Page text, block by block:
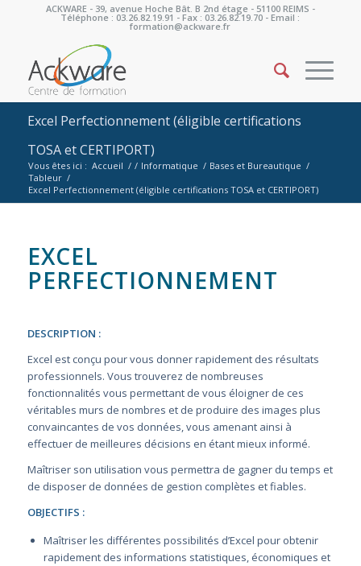
ACKWARE - 39, avenue Hoche Bât. B 2nd étage - 51100 REIMS -
Téléphone : 03.26.82.19.91 - Fax : 03.26.82.19.70 - Email :
formation@ackware.fr
Excel Perfectionnement (éligible certifications
TOSA et CERTIPORT)
Vous êtes ici : Accueil / / Informatique / Bases et Bureautique /
Tableur /
Excel Perfectionnement (éligible certifications TOSA et CERTIPORT)
EXCEL
PERFECTIONNEMENT
DESCRIPTION :
Excel est conçu pour vous donner rapidement des résultats
professionnels. Vous trouverez de nombreuses
fonctionnalités vous permettant de vous éloigner de ces
véritables murs de nombres et de produire des images plus
convaincantes de vos données, vous amenant ainsi à
effectuer de meilleures décisions en étant mieux informé.
Maîtriser son utilisation vous permettra de gagner du temps et
de disposer de données de gestion complètes et fiables.
OBJECTIFS :
Maîtriser les différentes possibilités d’Excel pour obtenir
rapidement des informations statistiques, économiques et